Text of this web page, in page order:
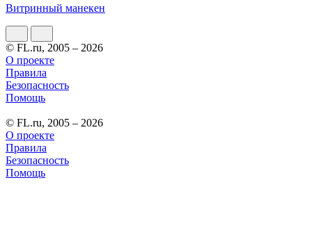
Витринный манекен
© FL.ru, 2005 – 2026
О проекте
Правила
Безопасность
Помощь
© FL.ru, 2005 – 2026
О проекте
Правила
Безопасность
Помощь